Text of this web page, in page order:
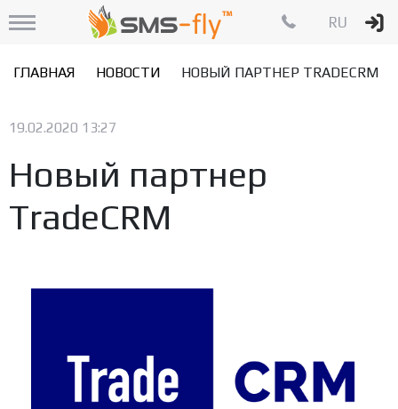
RU
ГЛАВНАЯ НОВОСТИ НОВЫЙ ПАРТНЕР TRADECRM
19.02.2020 13:27
Новый партнер
TradeCRM